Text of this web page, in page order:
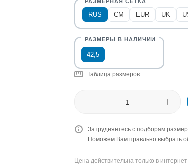
RUS CM EUR UK
42,5
Таблица размеров
Затрудняетесь с подборам
Поможем Вам правльно выбрать
Цена действительна только в